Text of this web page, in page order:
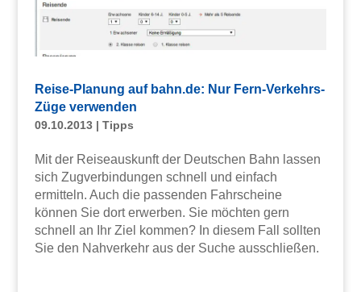
Reise-Planung auf bahn.de: Nur Fern-Verkehrs-
Züge verwenden
09.10.2013| Tipps
Mit der Reiseauskunft der Deutschen Bahn lassen
sich Zugverbindungen schnell und einfach
ermitteln. Auch die passenden Fahrscheine
können Sie dort erwerben. Sie möchten gern
schnell an Ihr Ziel kommen? In diesem Fall sollten
Sie den Nahverkehr aus der Suche ausschließen.